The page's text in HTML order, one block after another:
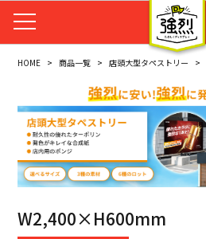
HOME 商品一覧 店頭大型タペストリー
W2,400×H600mm